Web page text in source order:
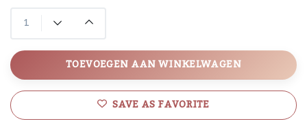
TOEVOEGEN AAN WINKELWAGEN
SAVE AS FAVORITE